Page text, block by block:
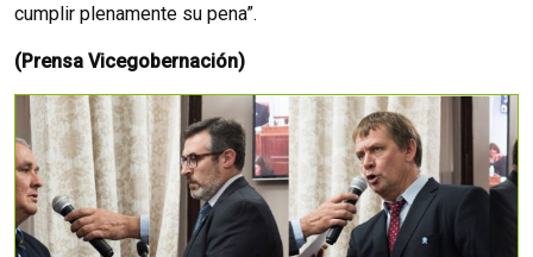
cumplir plenamente su pena”.
(Prensa Vicegobernación)